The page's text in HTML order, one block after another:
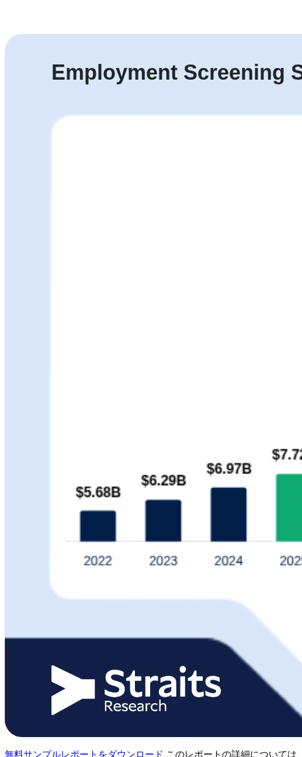
無料サンプルレポートをダウンロード このレポートの詳細については、